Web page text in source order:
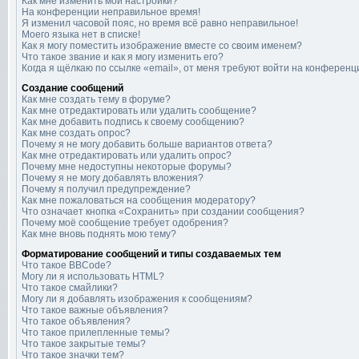
На конференции неправильное время!
Я изменил часовой пояс, но время всё равно неправильное!
Моего языка нет в списке!
Как я могу поместить изображение вместе со своим именем?
Что такое звание и как я могу изменить его?
Когда я щёлкаю по ссылке «email», от меня требуют войти на
Создание сообщений
Как мне создать тему в форуме?
Как мне отредактировать или удалить сообщение?
Как мне добавить подпись к своему сообщению?
Как мне создать опрос?
Почему я не могу добавить больше вариантов ответа?
Как мне отредактировать или удалить опрос?
Почему мне недоступны некоторые форумы?
Почему я не могу добавлять вложения?
Почему я получил предупреждение?
Как мне пожаловаться на сообщения модератору?
Что означает кнопка «Сохранить» при создании сообщения?
Почему моё сообщение требует одобрения?
Как мне вновь поднять мою тему?
Форматирование сообщений и типы создаваемых тем
Что такое BBCode?
Могу ли я использовать HTML?
Что такое смайлики?
Могу ли я добавлять изображения к сообщениям?
Что такое важные объявления?
Что такое объявления?
Что такое прилепленные темы?
Что такое закрытые темы?
Что такое значки тем?